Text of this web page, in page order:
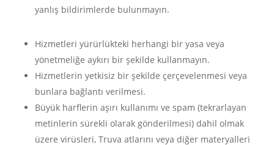
yanlış bildirimlerde bulunmayın.
Hizmetleri yürürlükteki herhangi bir yasa veya
yönetmeliğe aykırı bir şekilde kullanmayın.
Hizmetlerin yetkisiz bir şekilde çerçevelenmesi veya
bunlara bağlantı verilmesi.
Büyük harflerin aşırı kullanımı ve spam (tekrarlayan
metinlerin sürekli olarak gönderilmesi) dahil olmak
üzere virüsleri, Truva atlarını veya diğer materyalleri